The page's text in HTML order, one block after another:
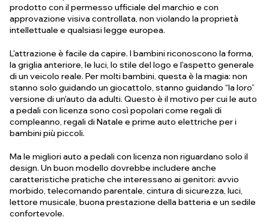
prodotto con il permesso ufficiale del marchio e con
approvazione visiva controllata, non violando la proprietà
intellettuale e qualsiasi legge europea.
L'attrazione è facile da capire. I bambini riconoscono la forma,
la griglia anteriore, le luci, lo stile del logo e l'aspetto generale
di un veicolo reale. Per molti bambini, questa è la magia: non
stanno solo guidando un giocattolo, stanno guidando “la loro”
versione di un'auto da adulti. Questo è il motivo per cui le auto
a pedali con licenza sono così popolari come regali di
compleanno, regali di Natale e prime auto elettriche per i
bambini più piccoli.
Ma le migliori auto a pedali con licenza non riguardano solo il
design. Un buon modello dovrebbe includere anche
caratteristiche pratiche che interessano ai genitori: avvio
morbido, telecomando parentale, cintura di sicurezza, luci,
lettore musicale, buona prestazione della batteria e un sedile
confortevole.